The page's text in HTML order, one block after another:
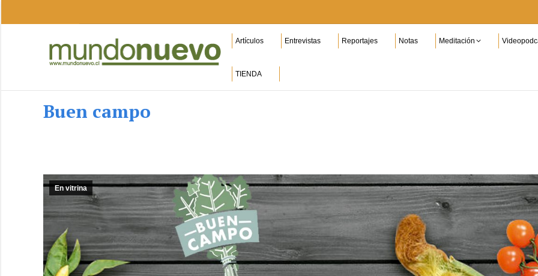
Artículos Entrevistas Reportajes Notas Meditación
TIENDA
Buen campo
En vitrina